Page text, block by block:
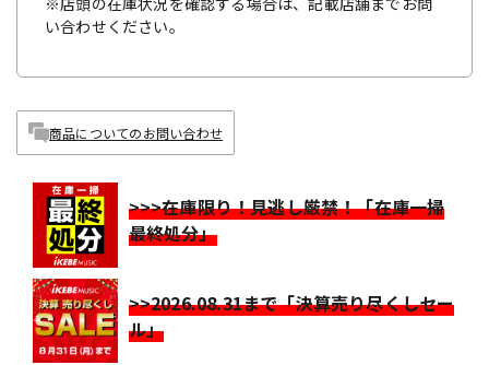
い合わせください。
商品についてのお問い合わせ
>>>在庫限り！見逃し厳禁！「在庫一掃
最終処分」
>>2026.08.31まで「決算売り尽くしセー
ル」